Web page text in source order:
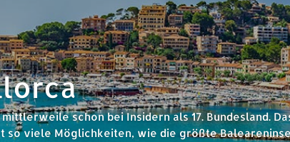
schon bei Insidern als 17. Bundesland.
so viele Möglichkeiten, wie die größte